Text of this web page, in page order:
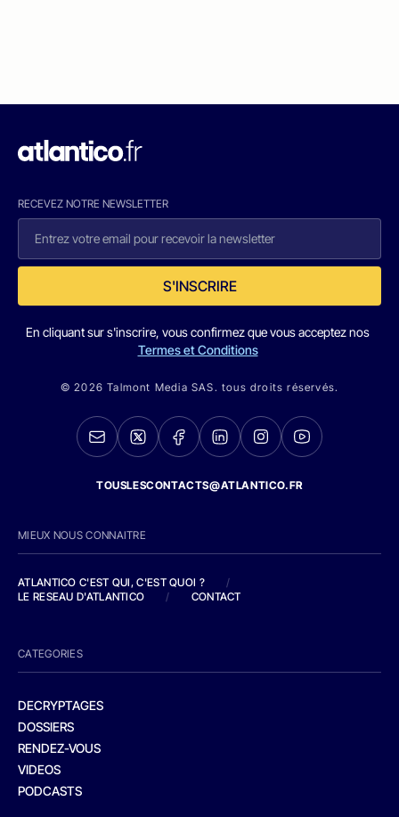
RECEVEZ NOTRE NEWSLETTER
S'INSCRIRE
En cliquant sur s'inscrire, vous confirmez que vous acceptez nos
Termes et Conditions
© 2026 Talmont Media SAS. tous droits réservés.
TOUSLESCONTACTS@ATLANTICO.FR
MIEUX NOUS CONNAITRE
ATLANTICO C'EST QUI, C'EST QUOI ?
/
LE RESEAU D'ATLANTICO
/ CONTACT
CATEGORIES
DECRYPTAGES
DOSSIERS
RENDEZ-VOUS
VIDEOS
PODCASTS